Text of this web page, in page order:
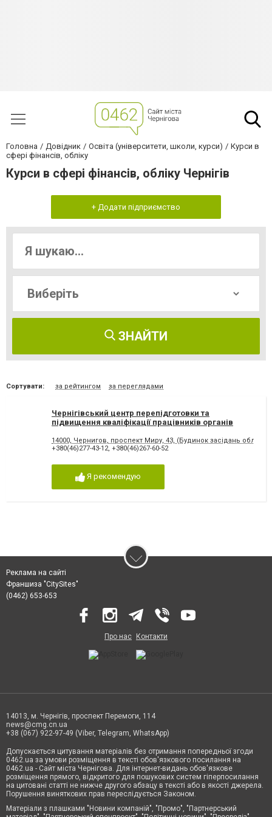
Головна Довідник Освіта (університети, школи, курси)
Курси в
сфері фінансів, обліку
Курси в сфері фінансів, обліку Чернігів
+ Додати підприємство
ЗНАЙТИ
Сортувати: за рейтингом за переглядами
Чернігівський центр перепідготовки та
підвищення кваліфікації працівників органів
14000, Чернигов, проспект Миру, 43, (Будинок засідань
+380(46)277-43-12, +380(46)267-60-52
Я рекомендую
Реклама на сайті
Франшиза "CitySites"
(0462) 653-653
Про нас Контакти
14013, м. Чернігів, проспект Перемоги, 114
news@cmg.cn.ua
+38 (067) 922-97-49 (Viber, Telegram, WhatsApp)
Допускається цитування матеріалів без отримання попередньої згоди
0462.ua за умови розміщення в тексті обов'язкового посилання на
0462.ua - Сайт міста Чернігова. Для інтернет-видань обов'язкове
розміщення прямого, відкритого для пошукових систем гіперпосилання
на цитовані статті не нижче другого абзацу в тексті або в якості джерела.
Порушення виняткових прав переслідується Законом.
Матеріали з плашками "Новини компаній", "Промо", "Партнерський